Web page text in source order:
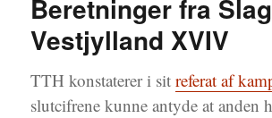
Beretninger fra
Vestjylland XVIV
TTH konstaterer i sitreferat af
slutcifrene kunne antyde at anden